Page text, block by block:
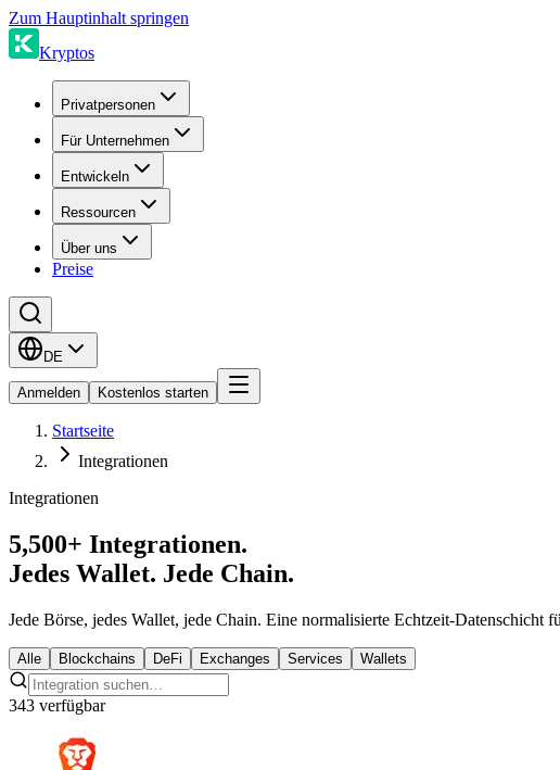
Zum Hauptinhalt springen
Kryptos
Privatpersonen
Für Unternehmen
Entwickeln
Ressourcen
Über uns
Preise
DE
Anmelden Kostenlos starten
Startseite
Integrationen
Integrationen
5,500+ Integrationen.
Jedes Wallet. Jede Chain.
Jede Börse, jedes Wallet, jede Chain. Eine normalisierte Echtzeit-
Alle Blockchains DeFi Exchanges Services Wallets
343 verfügbar